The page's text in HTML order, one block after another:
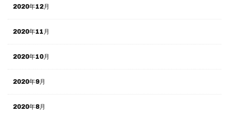
2020年12月
2020年11月
2020年10月
2020年9月
2020年8月